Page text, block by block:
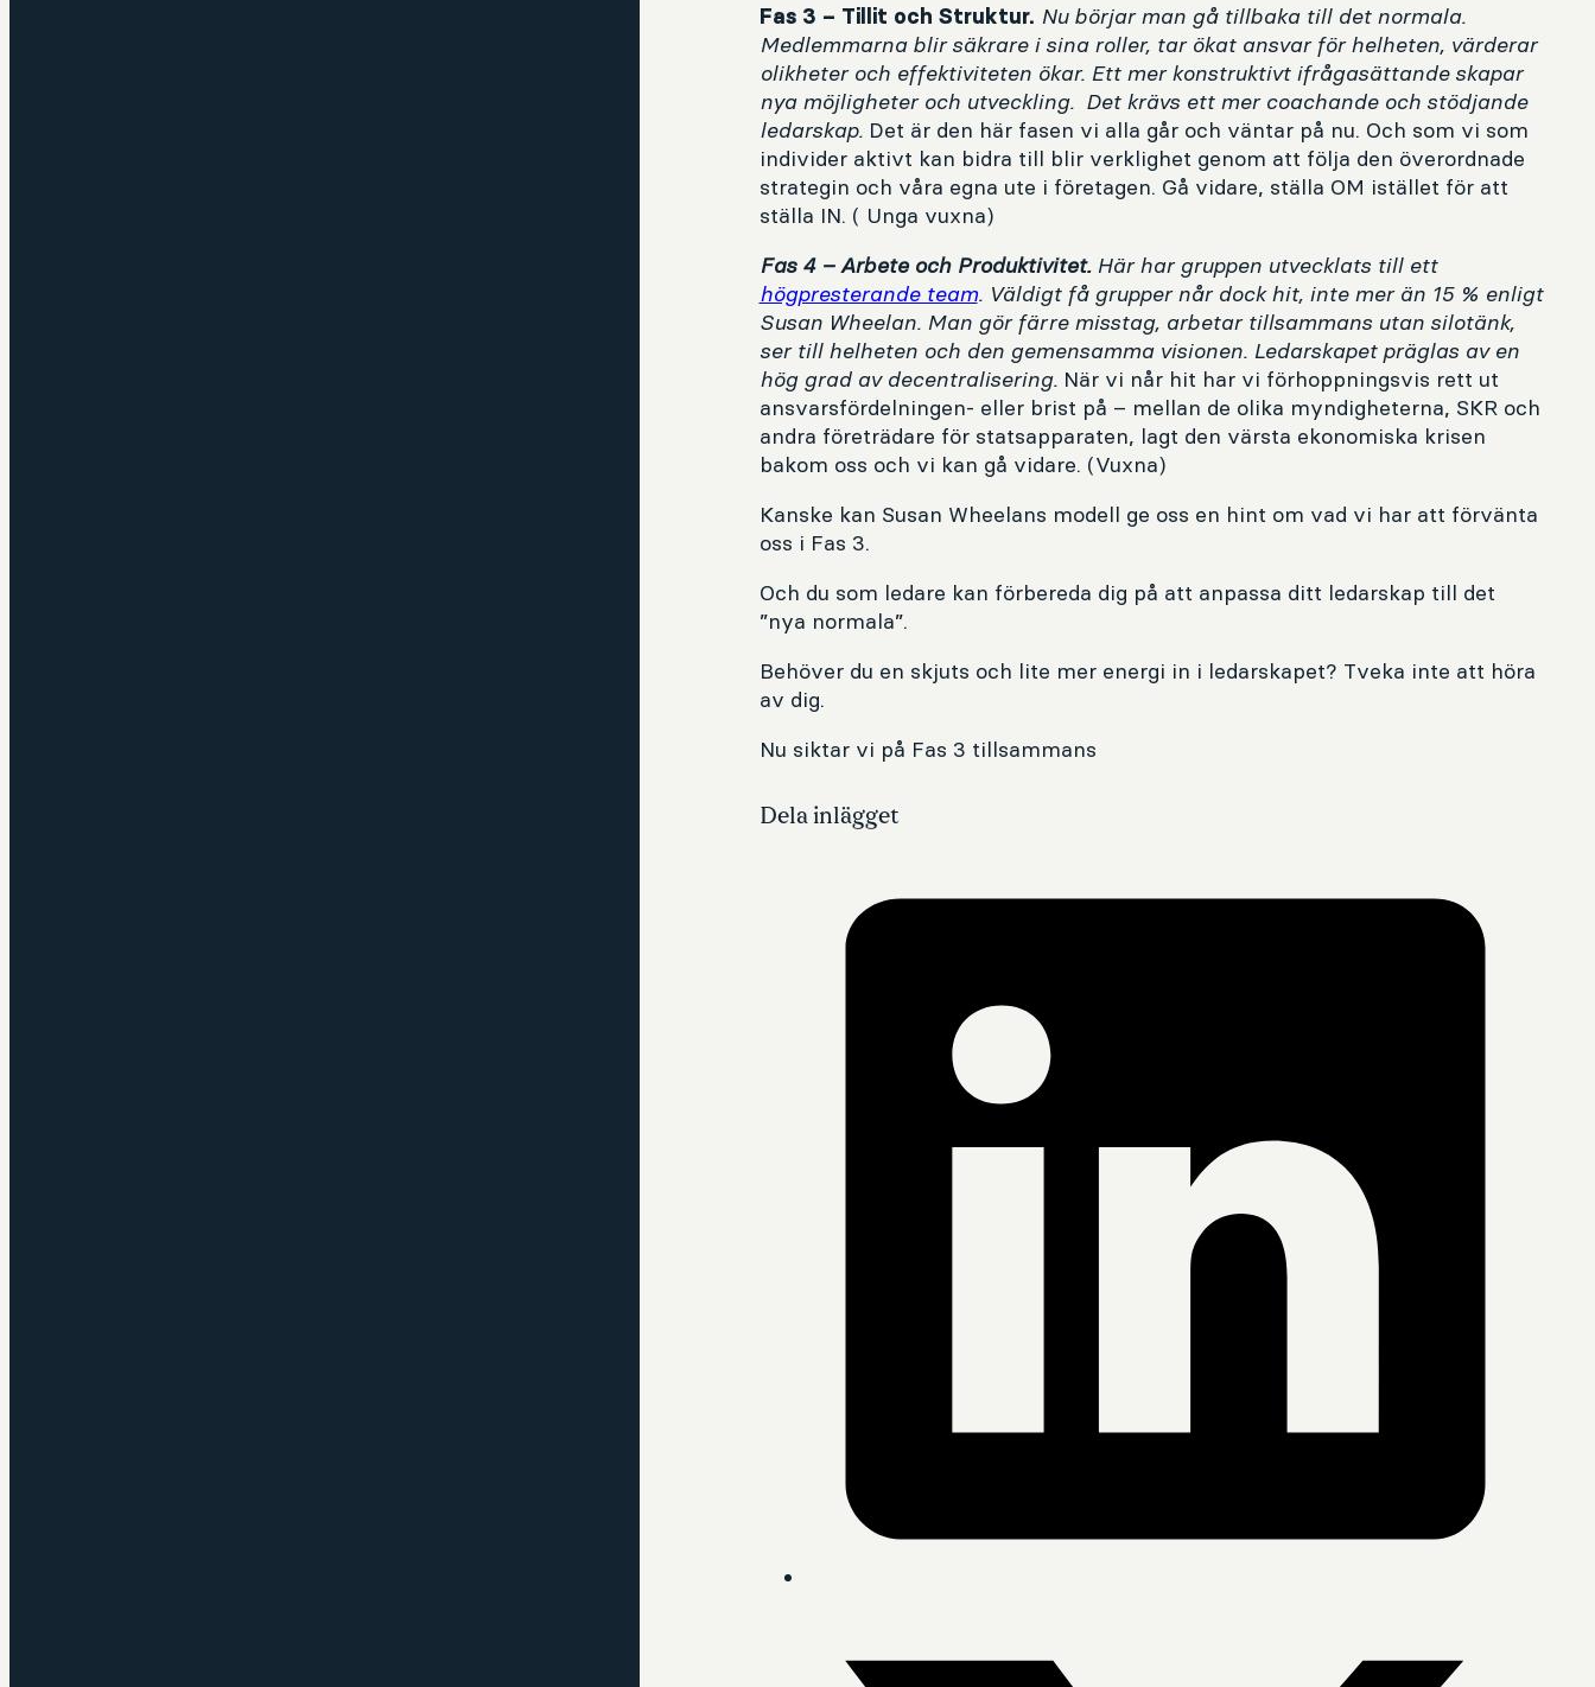
Fas 3 – Tillit och Struktur. Nu börjar man gå tillbaka till det normala.
Medlemmarna blir säkrare i sina roller, tar ökat ansvar för helheten, värderar
olikheter och effektiviteten ökar. Ett mer konstruktivt ifrågasättande skapar
nya möjligheter och utveckling. Det krävs ett mer coachande och stödjande
ledarskap.Det är den här fasen vi alla går och väntar på nu. Och som vi som
individer aktivt kan bidra till blir verklighet genom att följa den överordnade
strategin och våra egna ute i företagen. Gå vidare, ställa OM istället för att
ställa IN. ( Unga vuxna)
Fas 4 – Arbete och Produktivitet. Här har gruppen utvecklats till ett
högpresterande team. Väldigt få grupper når dock hit, inte mer än 15 % enligt
Susan Wheelan. Man gör färre misstag, arbetar tillsammans utan silotänk,
ser till helheten och den gemensamma visionen. Ledarskapet präglas av en
hög grad av decentralisering. När vi når hit har vi förhoppningsvis rett ut
ansvarsfördelningen- eller brist på – mellan de olika myndigheterna, SKR och
andra företrädare för statsapparaten, lagt den värsta ekonomiska krisen
bakom oss och vi kan gå vidare. (Vuxna)
Kanske kan Susan Wheelans modell ge oss en hint om vad vi har att förvänta
oss i Fas 3.
Och du som ledare kan förbereda dig på att anpassa ditt ledarskap till det
”nya normala”.
Behöver du en skjuts och lite mer energi in i ledarskapet? Tveka inte att höra
av dig.
Nu siktar vi på Fas 3 tillsammans
Dela inlägget